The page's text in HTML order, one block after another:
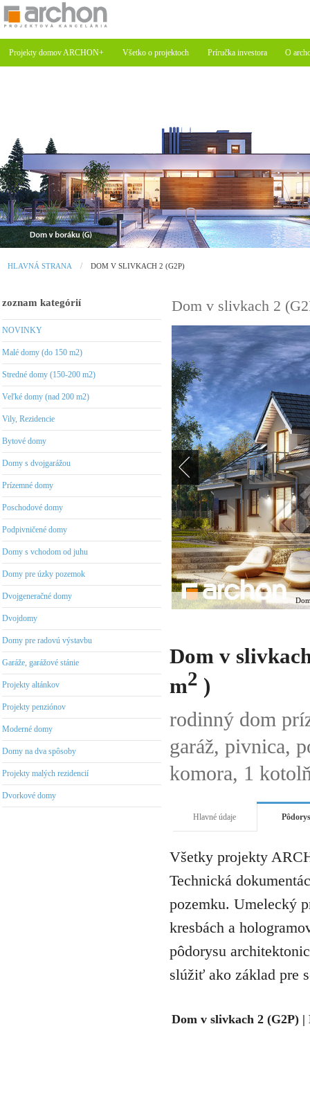
Projekty domov ARCHON+ Všetko o projektoch Príručka investora O
HLAVNÁ STRANA DOM V SLIVKACH 2 (G2P)
zoznam kategórií
NOVINKY
Malé domy (do 150 m2)
Stredné domy (150-200 m2)
Veľké domy (nad 200 m2)
Vily, Rezidencie
Bytové domy
Domy s dvojgarážou
Prízemné domy
Poschodové domy
Podpivničené domy
Domy s vchodom od juhu
Domy pre úzky pozemok
Dvojgeneračné domy
Dvojdomy
Domy pre radovú výstavbu
Garáže, garážové stánie
Projekty altánkov
Projekty penziónov
Moderné domy
Domy na dva spôsoby
Projekty malých rezidencií
Dvorkové domy
Dom v slivkach 2
Dom v
m2 )
rodinný dom
garáž, pivnica,
komora, 1
Hlavné údaje
Všetky projekty
Technická
pozemku. Umelecký
kresbách a
pôdorysu
slúžiť ako základ pre
Dom v slivkach 2 (G2P)